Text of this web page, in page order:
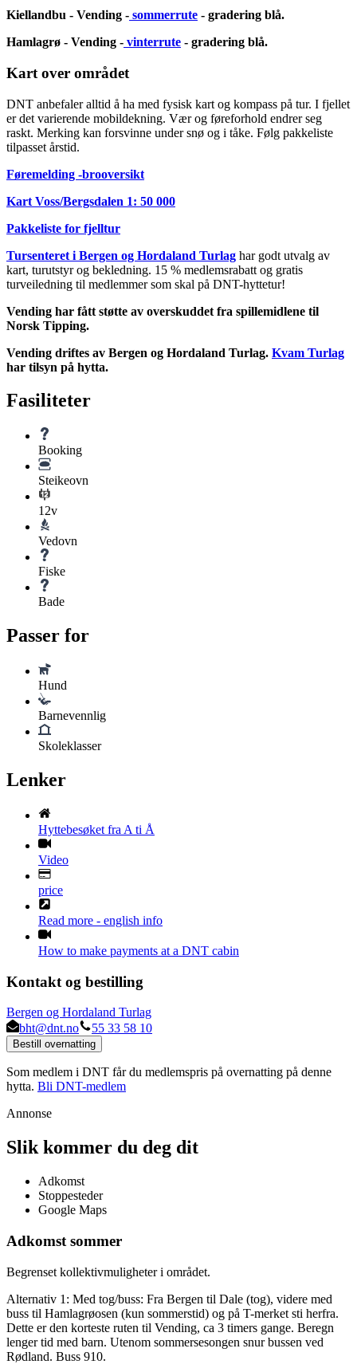
Kiellandbu - Vending - sommerrute - gradering blå.
Hamlagrø - Vending - vinterrute - gradering blå.
Kart over området
DNT anbefaler alltid å ha med fysisk kart og kompass på tur. I fjellet
er det varierende mobildekning. Vær og føreforhold endrer seg
raskt. Merking kan forsvinne under snø og i tåke. Følg pakkeliste
tilpasset årstid.
Føremelding -brooversikt
Kart Voss/Bergsdalen 1: 50 000
Pakkeliste for fjelltur
Tursenteret i Bergen og Hordaland Turlag har godt utvalg av
kart, turutstyr og bekledning. 15 % medlemsrabatt og gratis
turveiledning til medlemmer som skal på DNT-hyttetur!
Vending har fått støtte av overskuddet fra spillemidlene til
Norsk Tipping.
Vending driftes av Bergen og Hordaland Turlag. Kvam Turlag
har tilsyn på hytta.
Fasiliteter
Booking
Steikeovn
12v
Vedovn
Fiske
Bade
Passer for
Hund
Barnevennlig
Skoleklasser
Lenker
Hyttebesøket fra A ti Å
Video
price
Read more - english info
How to make payments at a DNT cabin
Kontakt og bestilling
Bergen og Hordaland Turlag
bht@dnt.no
55 33 58 10
Bestill overnatting
Som medlem i DNT får du medlemspris på overnatting på denne
hytta. Bli DNT-medlem
Annonse
Slik kommer du deg dit
Adkomst
Stoppesteder
Google Maps
Adkomst sommer
Begrenset kollektivmuligheter i området.
Alternativ 1: Med tog/buss: Fra Bergen til Dale (tog), videre med
buss til Hamlagrøosen (kun sommerstid) og på T-merket sti herfra.
Dette er den korteste ruten til Vending, ca 3 timers gange. Beregn
lenger tid med barn. Utenom sommersesongen snur bussen ved
Rødland. Buss 910.